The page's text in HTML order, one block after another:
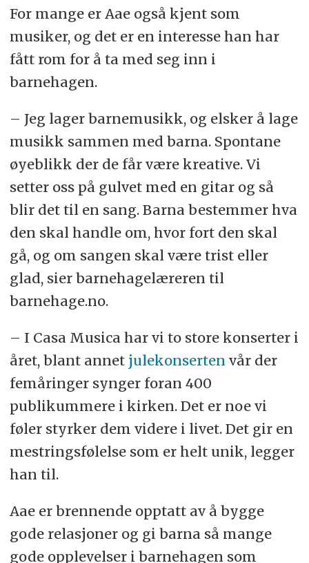
For mange er Aae også kjent som
musiker, og det er en interesse han har
fått rom for å ta med seg inn i
barnehagen.
– Jeg lager barnemusikk, og elsker å lage
musikk sammen med barna. Spontane
øyeblikk der de får være kreative. Vi
setter oss på gulvet med en gitar og så
blir det til en sang. Barna bestemmer hva
den skal handle om, hvor fort den skal
gå, og om sangen skal være trist eller
glad, sier barnehagelæreren til
barnehage.no.
– I Casa Musica har vi to store konserter i
året, blant annet julekonserten vår der
femåringer synger foran 400
publikummere i kirken. Det er noe vi
føler styrker dem videre i livet. Det gir en
mestringsfølelse som er helt unik, legger
han til.
Aae er brennende opptatt av å bygge
gode relasjoner og gi barna så mange
gode opplevelser i barnehagen som